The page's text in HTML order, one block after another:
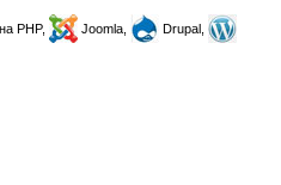
PHP, Joomla,
Drupal,